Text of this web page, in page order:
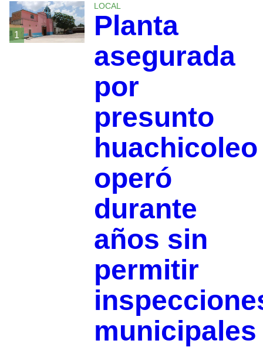
1
LOCAL
Planta
asegurada
por
presunto
huachicoleo
operó
durante
años sin
permitir
municipales